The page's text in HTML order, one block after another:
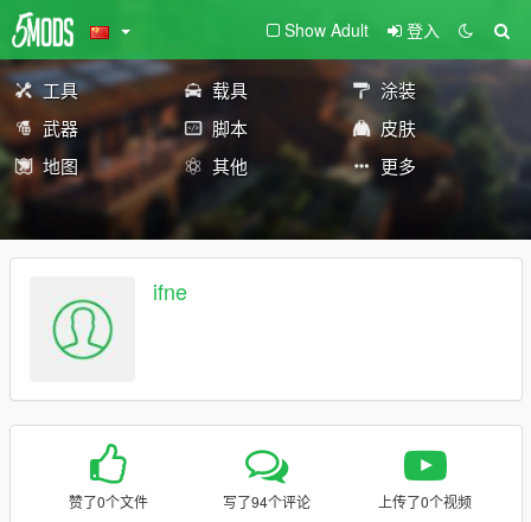
Show Adult 登入
工具 载具
涂装
武器
脚本
皮肤
地图
其他 更多
ifne
赞了0个文件 写了94个评论 上传了0个视频